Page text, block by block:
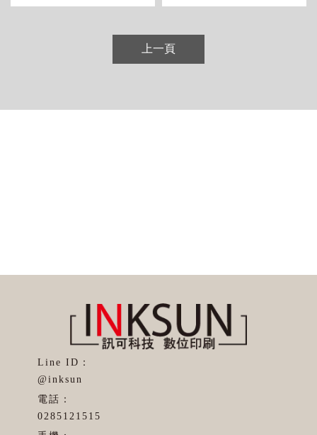
上一頁
@inksun
0285121515